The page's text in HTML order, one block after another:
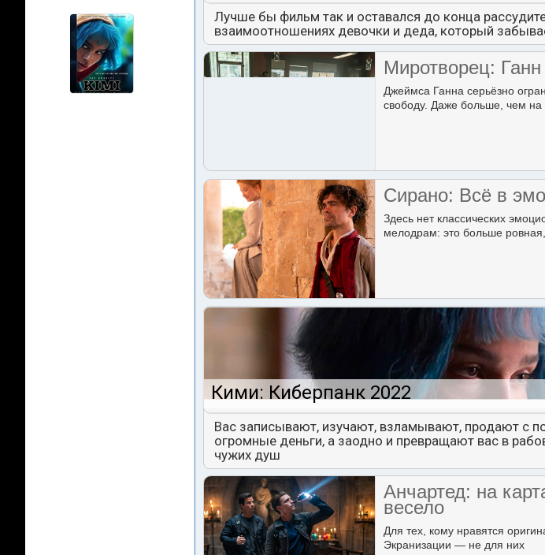
Лучше бы фильм так и оставался до конца
взаимоотношениях девочки и деда, который
Миротворец: Ганн
Джеймса Ганна серьёзно
свободу. Даже больше, чем
Сирано: Всё в
Здесь нет классических
мелодрам: это больше
Кими: Киберпанк 2022
Вас записывают, изучают, взламывают, продают с
огромные деньги, а заодно и превращают вас в
чужих душ
Анчартед: на
весело
Для тех, кому нравятся
Экранизации — не для них